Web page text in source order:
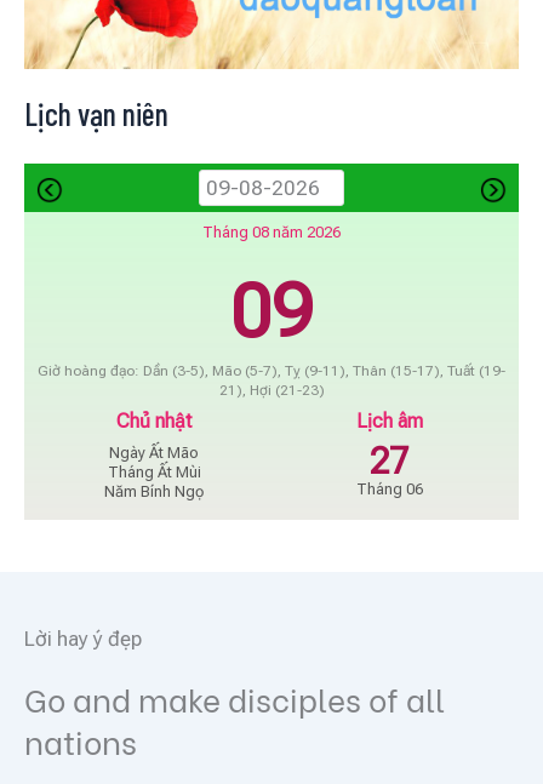
Lịch vạn niên
Tháng 08 năm 2026
09
Giờ hoàng đạo: Dần (3-5), Mão (5-7), Tỵ (9-11), Thân (15-17), Tuất (19-
21), Hợi (21-23)
Chủ nhật
Ngày Ất Mão
Tháng Ất Mùi
Năm Bính Ngọ
Lịch âm
27
Tháng 06
Lời hay ý đẹp
Go and make disciples of all
nations